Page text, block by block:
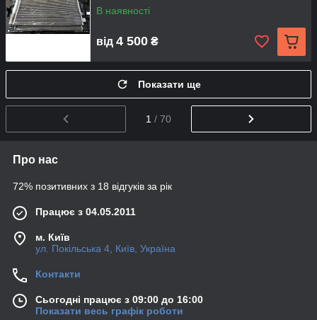
В наявності
від 4 500 ₴
Показати ще
1 / 70
Про нас
72% позитивних з 18 відгуків за рік
Працює з 04.05.2011
м. Київ
ул. Покільська 4, Київ, Україна
Контакти
Сьогодні працює з 09:00 до 16:00
Показати весь графік роботи